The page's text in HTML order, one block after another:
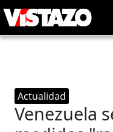
Actualidad
Venezuela